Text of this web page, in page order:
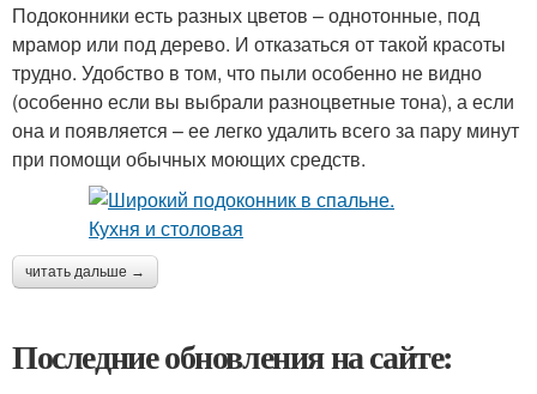
Подоконники есть разных цветов – однотонные, под
мрамор или под дерево. И отказаться от такой красоты
трудно. Удобство в том, что пыли особенно не видно
(особенно если вы выбрали разноцветные тона), а если
она и появляется – ее легко удалить всего за пару минут
при помощи обычных моющих средств.
читать дальше →
Последние обновления на сайте: